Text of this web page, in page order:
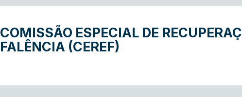
COMISSÃO ESPECIAL DE
FALÊNCIA (CEREF)